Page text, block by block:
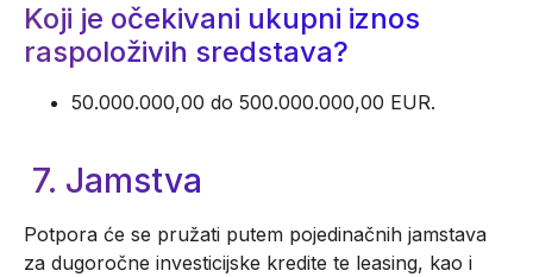
Koji je očekivani ukupni iznos
raspoloživih sredstava?
50.000.000,00 do 500.000.000,00 EUR.
7. Jamstva
Potpora će se pružati putem pojedinačnih jamstava
za dugoročne investicijske kredite te leasing, kao i